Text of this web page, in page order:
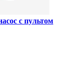
с пультом